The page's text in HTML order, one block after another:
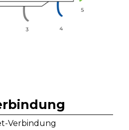
Verbindung